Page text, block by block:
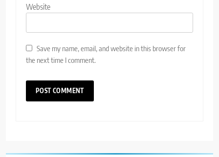
Website
Save my name, email, and website in this browser for
the next time I comment.